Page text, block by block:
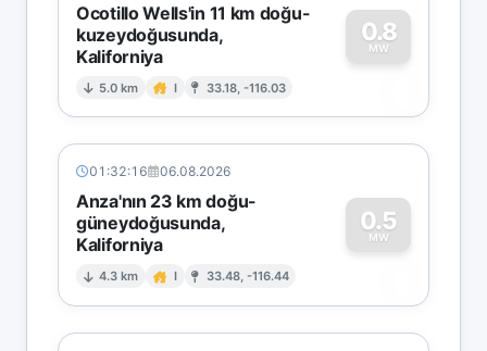
Ocotillo Wells'in 11 km doğu-
kuzeydoğusunda,
Kaliforniya
5.0 km I 33.18, -116.03
0.8
MW
0
01:32:16 06.08.2026
Anza'nın 23 km doğu-
güneydoğusunda,
Kaliforniya
4.3 km I 33.48, -116.44
0.5
MW
0